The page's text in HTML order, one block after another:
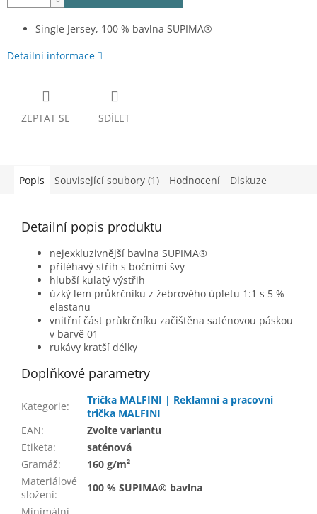
Single Jersey, 100 % bavlna SUPIMA®
Detailní informace
ZEPTAT SE SDÍLET
Popis Související soubory (1) Hodnocení Diskuze
Detailní popis produktu
nejexkluzivnější bavlna SUPIMA®
přiléhavý střih s bočními švy
hlubší kulatý výstřih
úzký lem průkrčníku z žebrového úpletu 1:1 s 5 %
elastanu
vnitřní část průkrčníku začištěna saténovou páskou
v barvě 01
rukávy kratší délky
Doplňkové parametry
Kategorie:
Trička MALFINI | Reklamní a pracovní
trička MALFINI
EAN:
Zvolte variantu
Etiketa:
saténová
Gramáž:
160 g/m²
Materiálové
složení:
100 % SUPIMA® bavlna